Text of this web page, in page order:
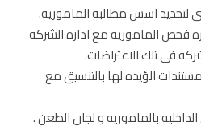
لتحديد اسس مطالبه الماموريه.
الماموريه مع اداره الشركه
فى تلك الاعتراضات.
الؤيده لها بالتنسيق مع
بالماموريه و لجان الطعن .